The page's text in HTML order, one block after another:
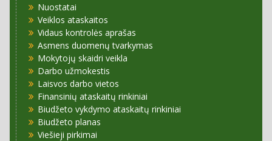
Nuostatai
Veiklos ataskaitos
Vidaus kontrolės aprašas
Asmens duomenų tvarkymas
Mokytojų skaidri veikla
Darbo užmokestis
Laisvos darbo vietos
Finansinių ataskaitų rinkiniai
Biudžeto vykdymo ataskaitų rinkiniai
Biudžeto planas
Viešieji pirkimai